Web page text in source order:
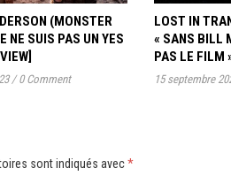
(MONSTER
NE SUIS PAS UN YES
/ 0 Comment
LOST IN
« SANS BILL
PAS LE FILM
15 septembre
sont indiqués avec*